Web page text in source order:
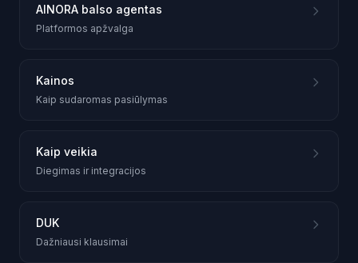
AINORA balso agentas
Platformos apžvalga
Kainos
Kaip sudaromas pasiūlymas
Kaip veikia
Diegimas ir integracijos
DUK
Dažniausi klausimai